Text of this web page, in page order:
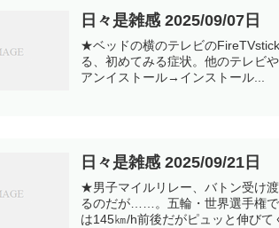
日々是雑感 2025/09/07日
★ベッドの横のテレビの
る、初めてみる症状。他のテレビ
アンイストール→インストール...
日々是雑感 2025/09/21日
★男子マイルリレー、バトン受け
るのだが……。五輪・世界選手権
は145㎞/h前後だがピュッと伸びて